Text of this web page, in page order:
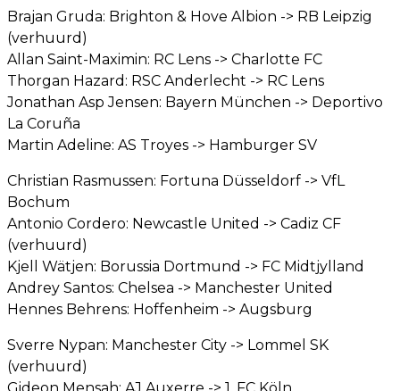
Brajan Gruda: Brighton & Hove Albion -> RB Leipzig
(verhuurd)
Allan Saint-Maximin: RC Lens -> Charlotte FC
Thorgan Hazard: RSC Anderlecht -> RC Lens
Jonathan Asp Jensen: Bayern München -> Deportivo
La Coruña
Martin Adeline: AS Troyes -> Hamburger SV
Christian Rasmussen: Fortuna Düsseldorf -> VfL
Bochum
Antonio Cordero: Newcastle United -> Cadiz CF
(verhuurd)
Kjell Wätjen: Borussia Dortmund -> FC Midtjylland
Andrey Santos: Chelsea -> Manchester United
Hennes Behrens: Hoffenheim -> Augsburg
Sverre Nypan: Manchester City -> Lommel SK
(verhuurd)